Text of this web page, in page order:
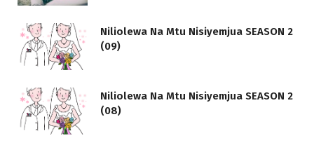
Niliolewa Na Mtu Nisiyemjua SEASON 2
(09)
Niliolewa Na Mtu Nisiyemjua SEASON 2
(08)